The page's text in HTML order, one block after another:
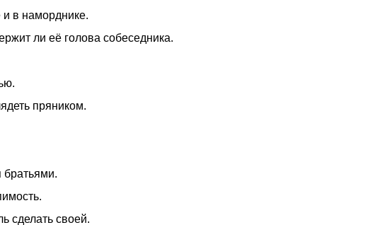
в наморднике.
ли её голова собеседника.
пряником.
братьями.
сделать своей.